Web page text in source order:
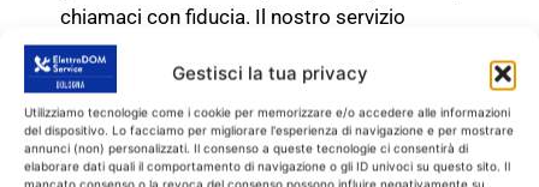
Gestisci la tua privacy
Utilizziamo tecnologie come i cookie per memorizzare e/o accedere alle informazioni
del dispositivo. Lo facciamo per migliorare l'esperienza di navigazione e per mostrare
annunci (non) personalizzati. Il consenso a queste tecnologie ci consentirà di
elaborare dati quali il comportamento di navigazione o gli ID univoci su questo sito. Il
mancato consenso o la revoca del consenso possono influire negativamente su
chiamaci con fiducia. Il nostro servizio
Assistenza AEG Casalecchio esegue
riparazioni e assistenza su tutti gli
elettrodomestici di questa marca.
RIPARAZIONE AEG